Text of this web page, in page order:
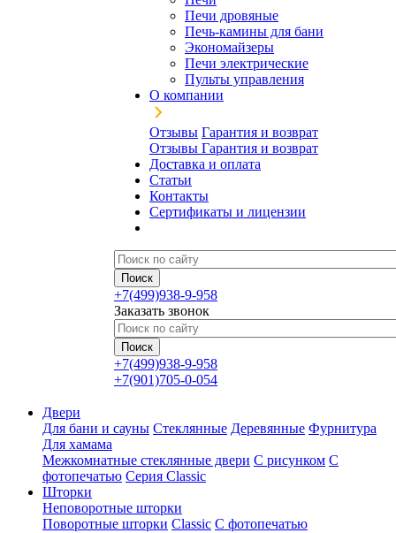
Печи дровяные
Печь-камины для бани
Экономайзеры
Печи электрические
Пульты управления
О компании
Отзывы Гарантия и возврат
Отзывы Гарантия и возврат
Доставка и оплата
Статьи
Контакты
Сертификаты и лицензии
+7(499)938-9-958
Заказать звонок
+7(499)938-9-958
+7(901)705-0-054
Двери
Для бани и сауны Стеклянные Деревянные Фурнитура
Для хамама
Межкомнатные стеклянные двери С рисунком С
фотопечатью Серия Classic
Шторки
Неповоротные шторки
Поворотные шторки Classic С фотопечатью